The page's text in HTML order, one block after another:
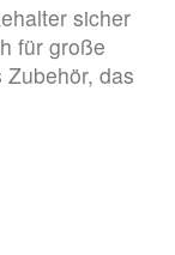
sicher
für große
das